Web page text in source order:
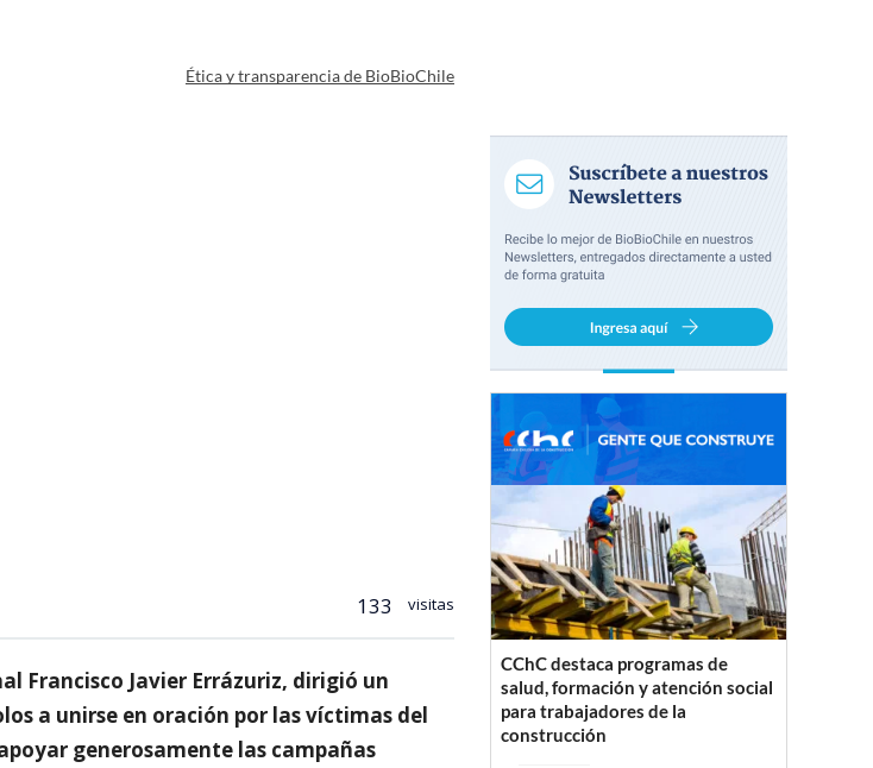
Ética y transparencia de BioBioChile
133 visitas
Francisco Javier Errázuriz, dirigió un
a unirse en oración por las víctimas del
generosamente las campañas
CChC destaca programas de
salud, formación y atención social
para trabajadores de la
construcción